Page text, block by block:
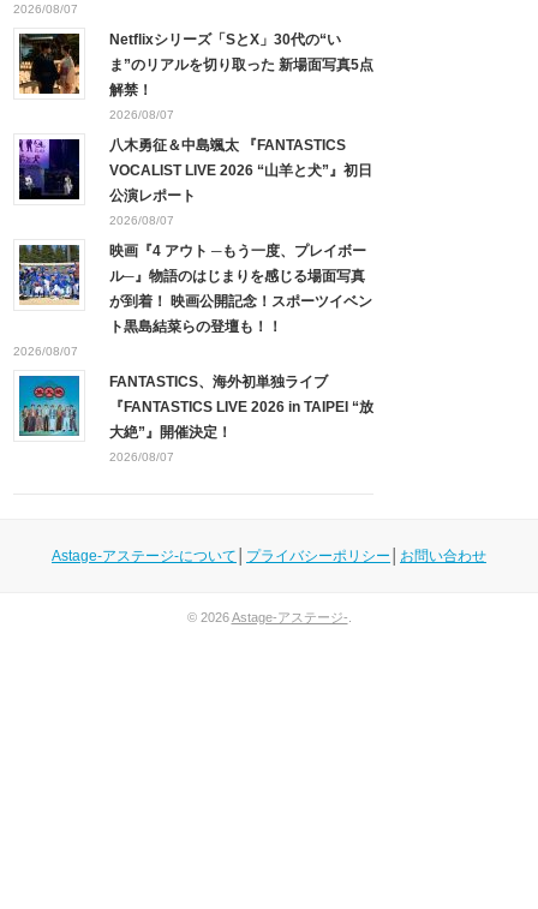
2026/08/07
Netflixシリーズ「SとX」30代の“い
ま”のリアルを切り取った 新場面写真5点
解禁！
2026/08/07
八木勇征＆中島颯太 『FANTASTICS
VOCALIST LIVE 2026 “山羊と犬”』初日
公演レポート
2026/08/07
映画『4 アウト ─もう一度、プレイボー
ル─』物語のはじまりを感じる場面写真
が到着！ 映画公開記念！スポーツイベン
ト黒島結菜らの登壇も！！
2026/08/07
FANTASTICS、海外初単独ライブ
『FANTASTICS LIVE 2026 in TAIPEI “放
大絶”』開催決定！
2026/08/07
Astage-アステージ-について プライバシーポリシー お問い合わせ
© 2026Astage-アステージ-